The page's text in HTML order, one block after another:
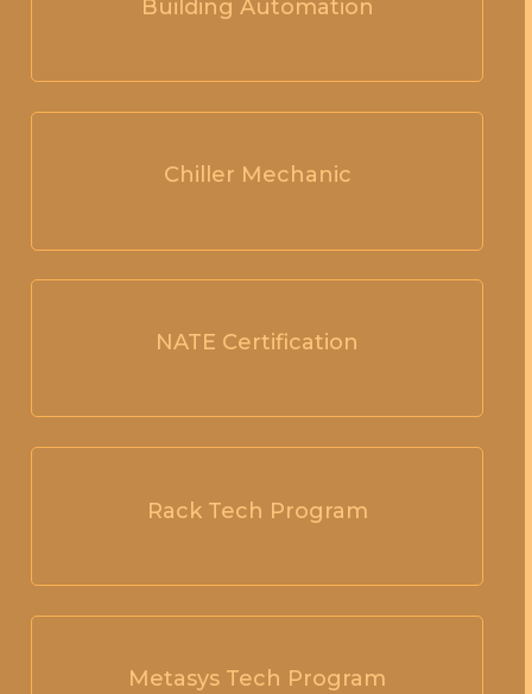
Building Automation
Chiller Mechanic
NATE Certification
Rack Tech Program
Metasys Tech Program